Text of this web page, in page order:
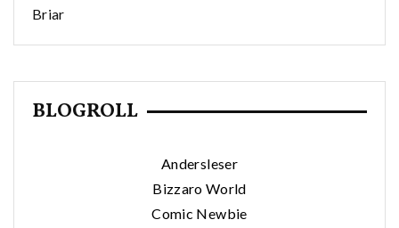
Briar
BLOGROLL
Andersleser
Bizzaro World
Comic Newbie